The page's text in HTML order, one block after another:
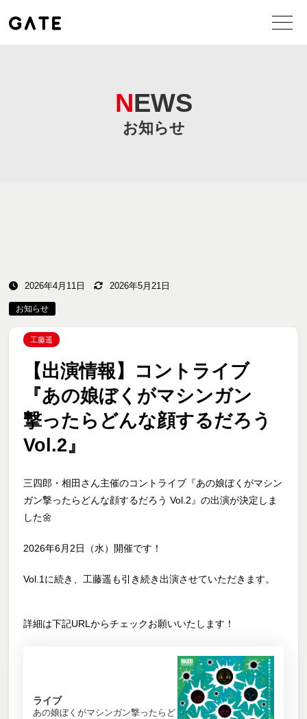
NEWS
お知らせ
2026年4月11日 2026年5月21日
お知らせ
工藤遥
【出演情報】コントライブ
『あの娘ぼくがマシンガン
撃ったらどんな顔するだろう
Vol.2』
三四郎・相田さん主催のコントライブ『あの娘ぼくがマシン
ガン撃ったらどんな顔するだろう Vol.2』の出演が決定しま
した🌼
2026年6月2日（水）開催です！
Vol.1に続き、工藤遥も引き続き出演させていただきます。
詳細は下記URLからチェックお願いいたします！
ライブ
あの娘ぼくがマシンガン撃ったらど